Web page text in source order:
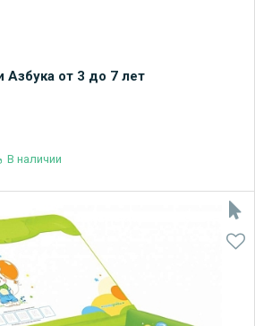
от 3 до 7 лет
В наличии